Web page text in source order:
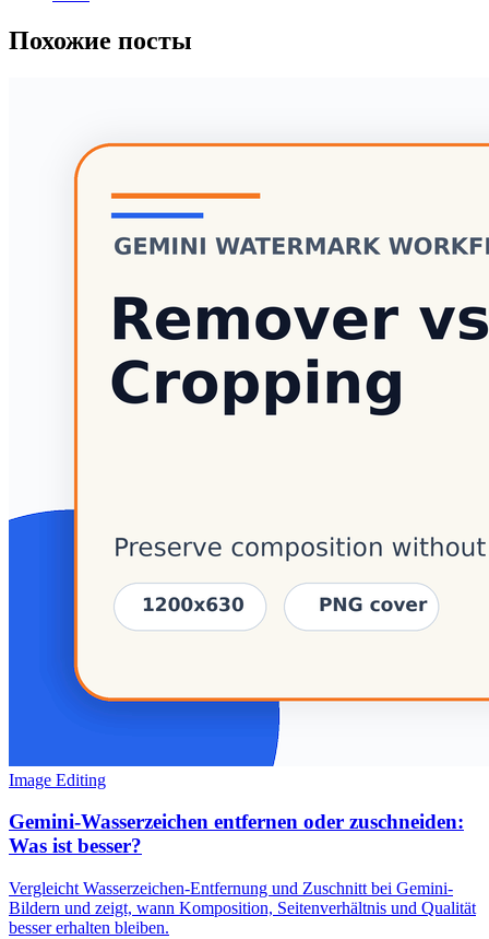
Похожие посты
Image Editing
Gemini-Wasserzeichen entfernen oder zuschneiden:
Was ist besser?
Vergleicht Wasserzeichen-Entfernung und Zuschnitt bei Gemini-
Bildern und zeigt, wann Komposition, Seitenverhältnis und Qualität
besser erhalten bleiben.